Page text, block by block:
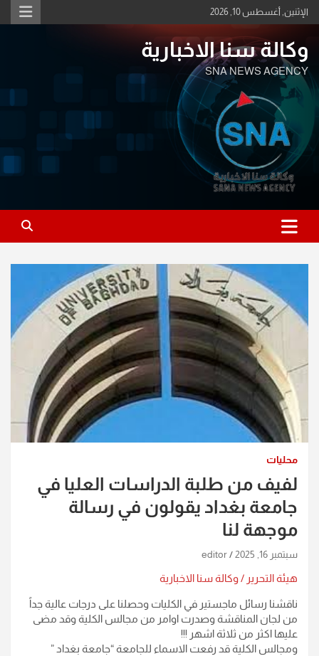
Skip
to
الإثنين, أغسطس 10, 2026
وكالة سنا الاخبارية
SNA NEWS AGENCY
محليات
لفيف من طلبة الدراسات العليا في
جامعة بغداد يقولون في رسالة
موجهة لنا
سبتمبر 16, 2025 editor
هيئة التحرير / وكالة سنا الاخبارية
ناقشنا رسائل ماجستير في الكليات وحصلنا على درجات عالية جداً
من لجان المناقشة وصدرت اوامر من مجالس الكلية وقد مضى
عليها اكثر من ثلاثة اشهر !!!
ومجالس الكلية قد رفعت الاسماء للجامعة “جامعة بغداد ”